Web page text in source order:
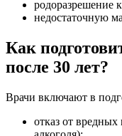
родоразрешение
недостаточную
Как
после 30 лет?
Врачи включают в
отказ от